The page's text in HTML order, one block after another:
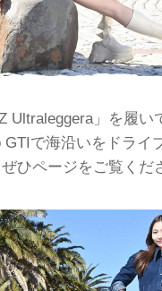
Ultraleggera」を履い
GTIで海沿いをドライ
ひページをご覧くだ